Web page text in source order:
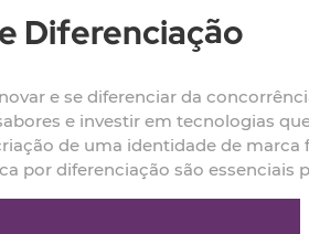
Diferenciação
e se diferenciar da
e investir em tecnologias
de uma identidade de
por diferenciação são